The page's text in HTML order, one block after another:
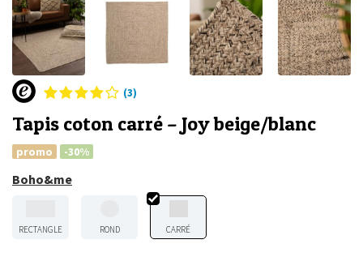
(3)
Tapis coton carré – Joy beige/blanc
promo -30%
Boho&me
RECTANGLE ROND CARRÉ